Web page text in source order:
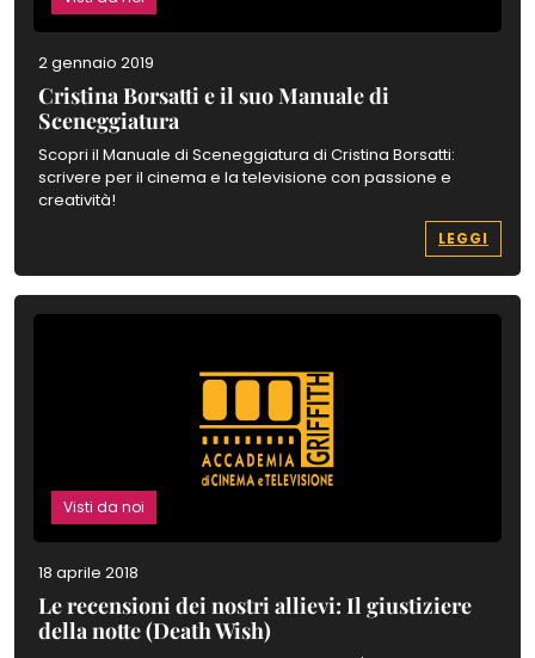
2 gennaio 2019
Cristina Borsatti e il suo Manuale di
Sceneggiatura
Scopri il Manuale di Sceneggiatura di Cristina Borsatti:
scrivere per il cinema e la televisione con passione e
creatività!
LEGGI
Visti da noi
18 aprile 2018
Le recensioni dei nostri allievi: Il giustiziere
della notte (Death Wish)